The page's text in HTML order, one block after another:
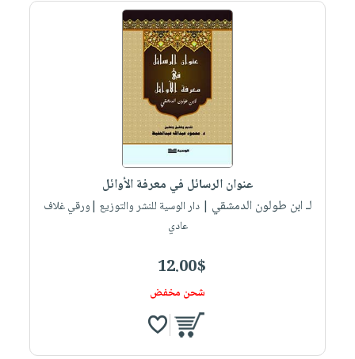
عنوان الرسائل في معرفة الأوائل
لـ ابن طولون الدمشقي | دار الوسية للنشر والتوزيع |ورقي غلاف
عادي
12.00$
شحن مخفض